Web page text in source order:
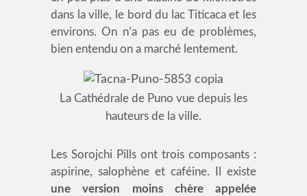
dans la ville, le bord du lac Titicaca et les
environs. On n’a pas eu de problèmes,
bien entendu on a marché lentement.
La Cathédrale de Puno vue depuis les
hauteurs de la ville.
Les Sorojchi Pills ont trois composants :
aspirine, salophène et caféine. Il existe
une version moins chère appelée